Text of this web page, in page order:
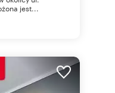
jest...